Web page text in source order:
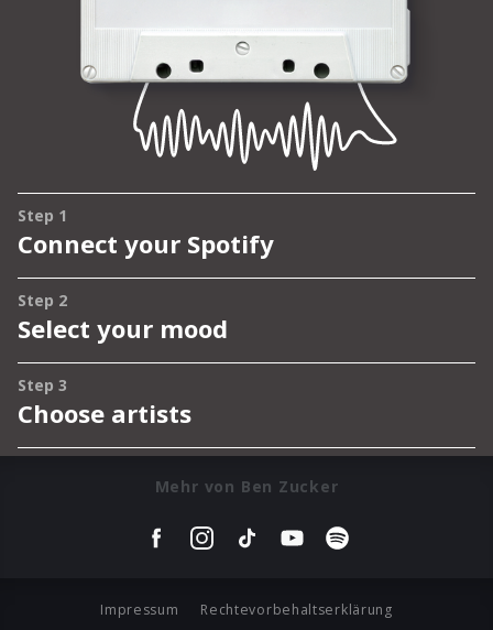
Mehr von Ben Zucker
Impressum Rechtevorbehaltserklärung